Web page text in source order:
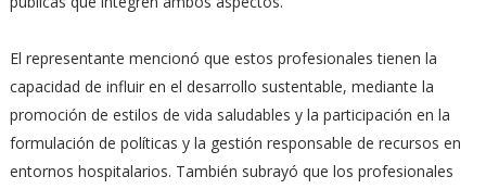
El representante mencionó que estos profesionales tienen la
capacidad de influir en el desarrollo sustentable, mediante la
promoción de estilos de vida saludables y la participación en la
formulación de políticas y la gestión responsable de recursos en
entornos hospitalarios. También subrayó que los profesionales